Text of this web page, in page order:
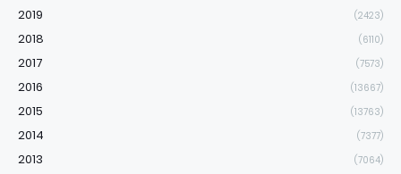
2019 (2423)
2018 (6110)
2017 (7573)
2016 (13667)
2015 (13763)
2014 (7377)
2013 (7064)